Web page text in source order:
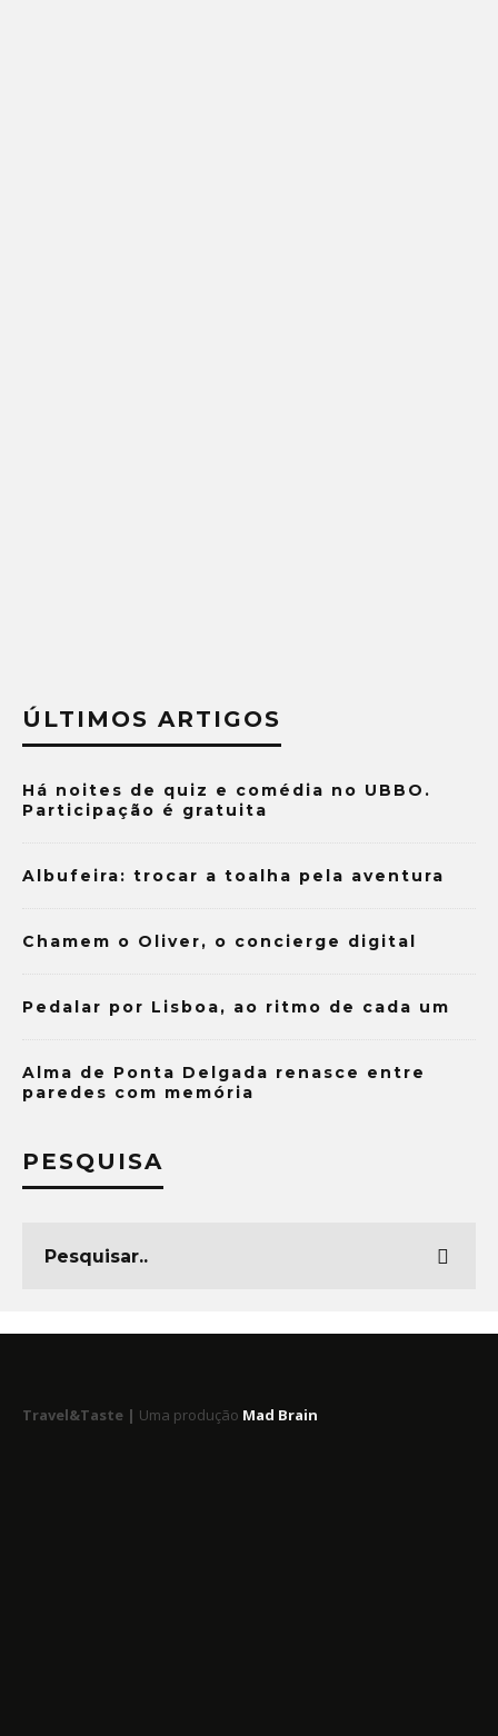
ÚLTIMOS ARTIGOS
Há noites de quiz e comédia no UBBO.
Participação é gratuita
Albufeira: trocar a toalha pela aventura
Chamem o Oliver, o concierge digital
Pedalar por Lisboa, ao ritmo de cada um
Alma de Ponta Delgada renasce entre
paredes com memória
PESQUISA
Travel&Taste | Uma produção Mad Brain